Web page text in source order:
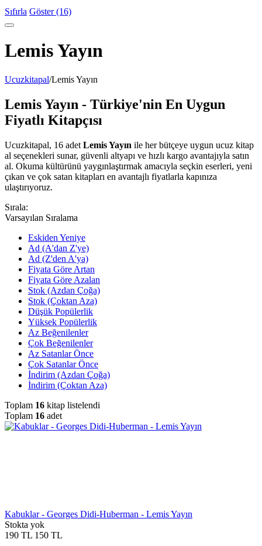
Sıfırla Göster (16)
Lemis Yayın
Ucuzkitapal/Lemis Yayın
Lemis Yayın - Türkiye'nin En Uygun
Fiyatlı Kitapçısı
Ucuzkitapal, 16 adet Lemis Yayın ile her bütçeye uygun ucuz kitap
al seçenekleri sunar, güvenli altyapı ve hızlı kargo avantajıyla satın
al. Okuma kültürünü yaygınlaştırmak amacıyla seçkin eserleri, yeni
çıkan ve çok satan kitapları en avantajlı fiyatlarla kapınıza
ulaştırıyoruz.
Sırala:
Varsayılan Sıralama
Eskiden Yeniye
Ad (A'dan Z'ye)
Ad (Z'den A'ya)
Fiyata Göre Artan
Fiyata Göre Azalan
Stok (Azdan Çoğa)
Stok (Çoktan Aza)
Düşük Popülerlik
Yüksek Popülerlik
Az Beğenilenler
Çok Beğenilenler
Az Satanlar Önce
Çok Satanlar Önce
İndirim (Azdan Çoğa)
İndirim (Çoktan Aza)
Toplam 16 kitap listelendi
Toplam 16 adet
Kabuklar - Georges Didi-Huberman - Lemis Yayın
Stokta yok
190 TL 150 TL